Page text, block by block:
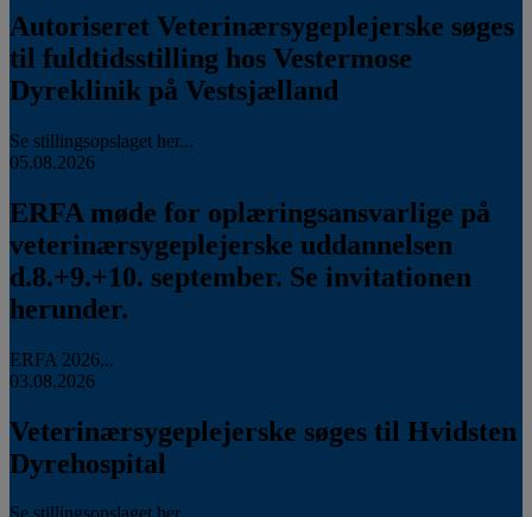
Autoriseret Veterinærsygeplejerske søges
til fuldtidsstilling hos Vestermose
Dyreklinik på Vestsjælland
Se stillingsopslaget her...
05.08.2026
ERFA møde for oplæringsansvarlige på
veterinærsygeplejerske uddannelsen
d.8.+9.+10. september. Se invitationen
herunder.
ERFA 2026...
03.08.2026
Veterinærsygeplejerske søges til Hvidsten
Dyrehospital